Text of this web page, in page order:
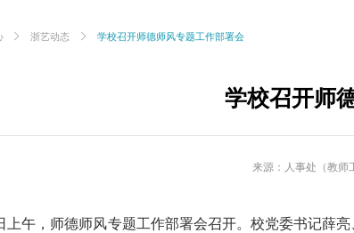
浙艺动态 学校召开师德师风专题工作部署会
学校召开师
来源：人事处（教师
上午，师德师风专题工作部署会召开。校党委书记薛